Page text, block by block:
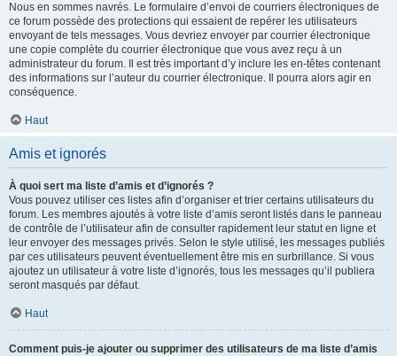
Nous en sommes navrés. Le formulaire d’envoi de courriers électroniques de
ce forum possède des protections qui essaient de repérer les utilisateurs
envoyant de tels messages. Vous devriez envoyer par courrier électronique
une copie complète du courrier électronique que vous avez reçu à un
administrateur du forum. Il est très important d’y inclure les en-têtes contenant
des informations sur l’auteur du courrier électronique. Il pourra alors agir en
conséquence.
Haut
Amis et ignorés
À quoi sert ma liste d’amis et d’ignorés ?
Vous pouvez utiliser ces listes afin d’organiser et trier certains utilisateurs du
forum. Les membres ajoutés à votre liste d’amis seront listés dans le panneau
de contrôle de l’utilisateur afin de consulter rapidement leur statut en ligne et
leur envoyer des messages privés. Selon le style utilisé, les messages publiés
par ces utilisateurs peuvent éventuellement être mis en surbrillance. Si vous
ajoutez un utilisateur à votre liste d’ignorés, tous les messages qu’il publiera
seront masqués par défaut.
Haut
Comment puis-je ajouter ou supprimer des utilisateurs de ma liste d’amis